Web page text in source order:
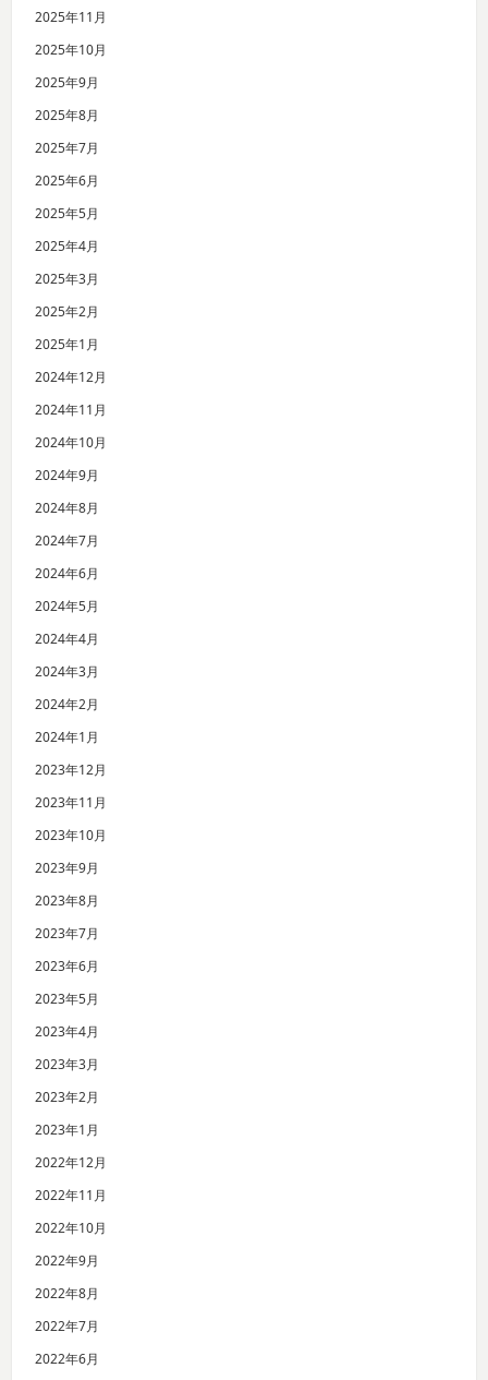
2025年11月
2025年10月
2025年9月
2025年8月
2025年7月
2025年6月
2025年5月
2025年4月
2025年3月
2025年2月
2025年1月
2024年12月
2024年11月
2024年10月
2024年9月
2024年8月
2024年7月
2024年6月
2024年5月
2024年4月
2024年3月
2024年2月
2024年1月
2023年12月
2023年11月
2023年10月
2023年9月
2023年8月
2023年7月
2023年6月
2023年5月
2023年4月
2023年3月
2023年2月
2023年1月
2022年12月
2022年11月
2022年10月
2022年9月
2022年8月
2022年7月
2022年6月